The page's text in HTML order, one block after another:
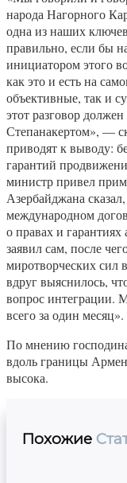
народа Нагорного
одна из наших
правильно, если бы
инициатором этого
как это и есть на
объективные, так и
этот разговор
Степанакертом», —
приводят к выводу:
гарантий
министр привел
Азербайджана
международном
о правах и
заявил сам, после
миротворческих сил
вдруг выяснилось,
вопрос интеграции.
всего за один месяц».
По мнению
вдоль границы
высока.
Похожие